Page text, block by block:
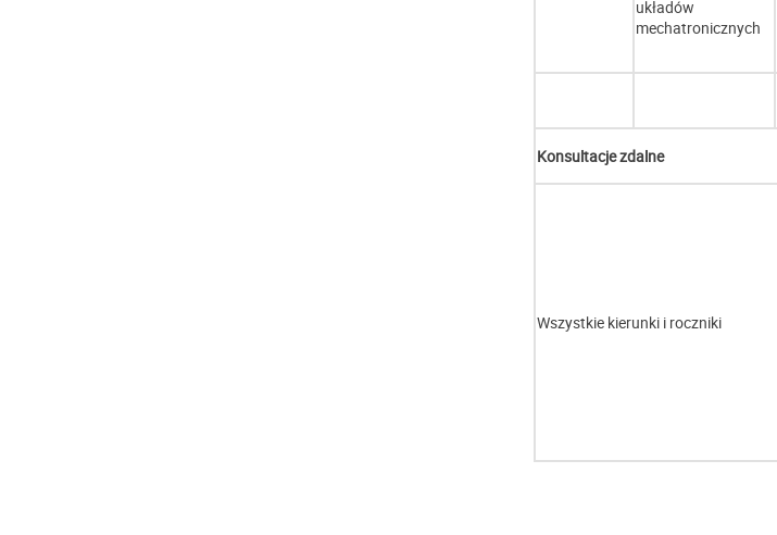
układów
mechatronicznych
Konsultacje zdalne
Wszystkie kierunki i roczniki